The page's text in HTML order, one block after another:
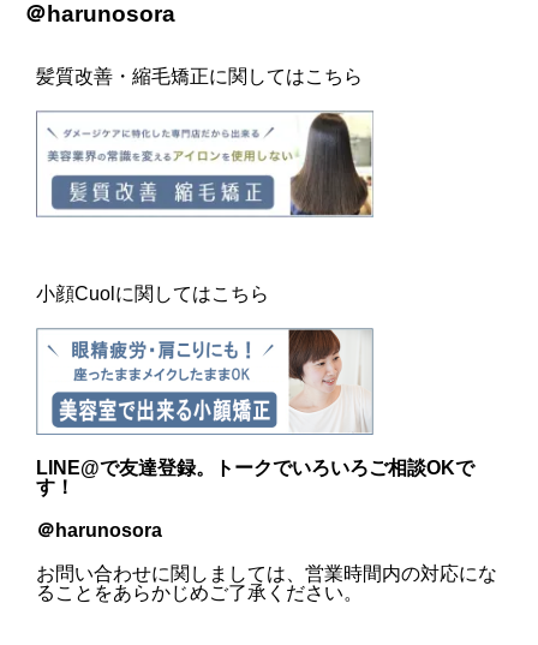
＠harunosora
髪質改善・縮毛矯正に関してはこちら
小顔Cuolに関してはこちら
LINE@で友達登録。トークでいろいろご相談OKで
す！
＠harunosora
お問い合わせに関しましては、営業時間内の対応にな
ることをあらかじめご了承ください。